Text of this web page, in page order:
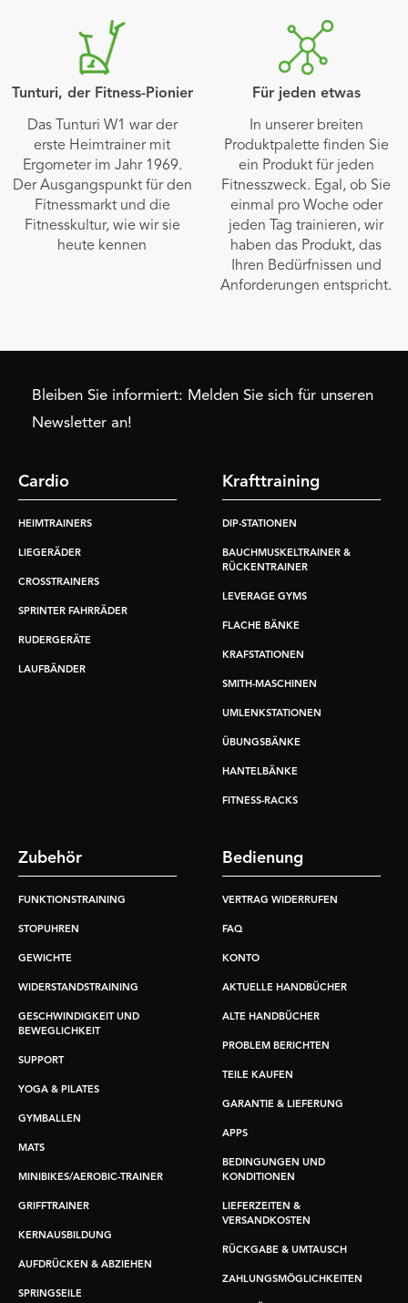
Tunturi, der Fitness-Pionier
Das Tunturi W1 war der
erste Heimtrainer mit
Ergometer im Jahr 1969.
Der Ausgangspunkt für den
Fitnessmarkt und die
Fitnesskultur, wie wir sie
heute kennen
Für jeden etwas
In unserer breiten
Produktpalette finden Sie
ein Produkt für jeden
Fitnesszweck. Egal, ob Sie
einmal pro Woche oder
jeden Tag trainieren, wir
haben das Produkt, das
Ihren Bedürfnissen und
Anforderungen entspricht.
Bleiben Sie informiert: Melden Sie sich für unseren
Newsletter an!
Cardio
HEIMTRAINERS
LIEGERÄDER
CROSSTRAINERS
SPRINTER FAHRRÄDER
RUDERGERÄTE
LAUFBÄNDER
Krafttraining
DIP-STATIONEN
BAUCHMUSKELTRAINER &
RÜCKENTRAINER
LEVERAGE GYMS
FLACHE BÄNKE
KRAFSTATIONEN
SMITH-MASCHINEN
UMLENKSTATIONEN
ÜBUNGSBÄNKE
HANTELBÄNKE
FITNESS-RACKS
Zubehör
FUNKTIONSTRAINING
STOPUHREN
GEWICHTE
WIDERSTANDSTRAINING
GESCHWINDIGKEIT UND
BEWEGLICHKEIT
SUPPORT
YOGA & PILATES
GYMBALLEN
MATS
MINIBIKES/AEROBIC-TRAINER
GRIFFTRAINER
KERNAUSBILDUNG
AUFDRÜCKEN & ABZIEHEN
SPRINGSEILE
Bedienung
VERTRAG WIDERRUFEN
FAQ
KONTO
AKTUELLE HANDBÜCHER
ALTE HANDBÜCHER
PROBLEM BERICHTEN
TEILE KAUFEN
GARANTIE & LIEFERUNG
APPS
BEDINGUNGEN UND
KONDITIONEN
LIEFERZEITEN &
VERSANDKOSTEN
RÜCKGABE & UMTAUSCH
ZAHLUNGSMÖGLICHKEITEN